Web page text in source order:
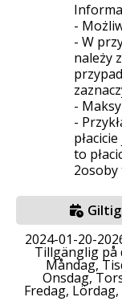
-
- W
należy
-
-
to
2osoby
2024-01-20-
Tillgänglig på
Måndag,
Onsdag,
Fredag,